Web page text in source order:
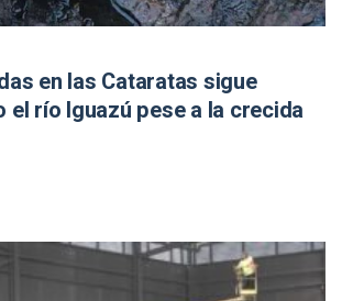
en las Cataratas sigue
el río Iguazú pese a la crecida